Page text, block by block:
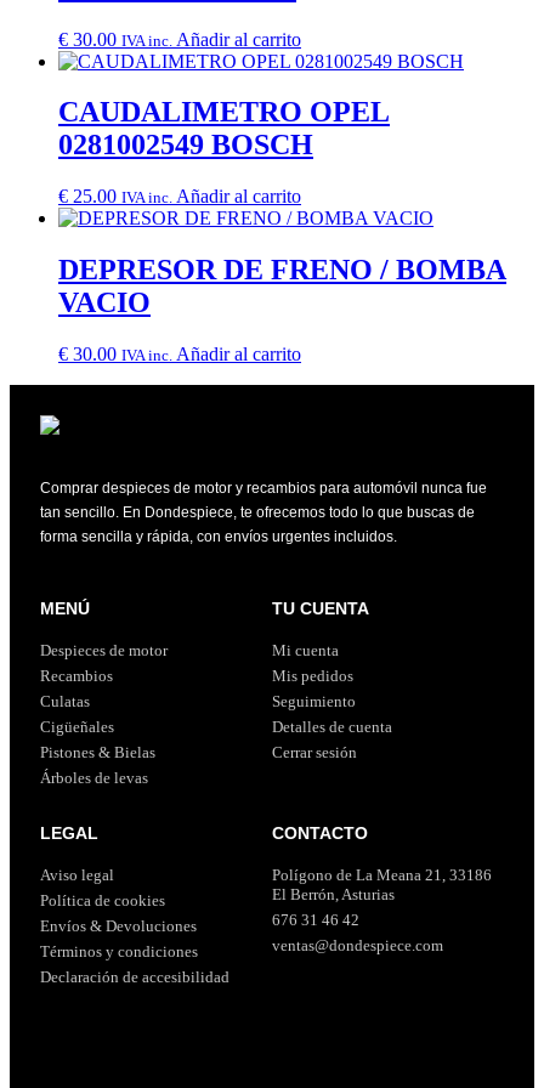
€ 30.00 IVA inc. Añadir al carrito
CAUDALIMETRO OPEL
0281002549 BOSCH
€ 25.00 IVA inc. Añadir al carrito
DEPRESOR DE FRENO / BOMBA
VACIO
€ 30.00 IVA inc. Añadir al carrito
Comprar despieces de motor y recambios para automóvil nunca fue
tan sencillo. En Dondespiece, te ofrecemos todo lo que buscas de
forma sencilla y rápida, con envíos urgentes incluidos.
MENÚ
Despieces de motor
Recambios
Culatas
Cigüeñales
Pistones & Bielas
Árboles de levas
TU CUENTA
Mi cuenta
Mis pedidos
Seguimiento
Detalles de cuenta
Cerrar sesión
LEGAL
Aviso legal
Política de cookies
Envíos & Devoluciones
Términos y condiciones
Declaración de accesibilidad
CONTACTO
Polígono de La Meana 21, 33186
El Berrón, Asturias
676 31 46 42
ventas@dondespiece.com